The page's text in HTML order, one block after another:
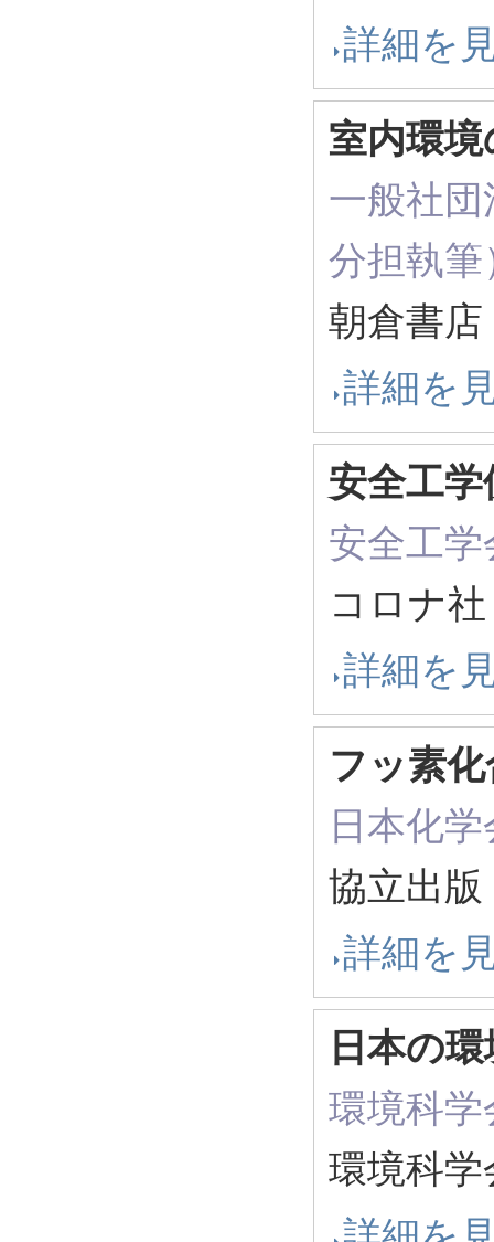
詳細を
室内環
一般社
分担執筆
朝倉書
詳細を
安全工
安全工
コロナ
詳細を
フッ素
日本化
協立出
詳細を
日本の
環境科
環境科